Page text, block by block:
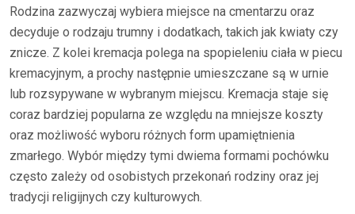
Rodzina zazwyczaj wybiera miejsce na cmentarzu oraz
decyduje o rodzaju trumny i dodatkach, takich jak kwiaty czy
znicze. Z kolei kremacja polega na spopieleniu ciała w piecu
kremacyjnym, a prochy następnie umieszczane są w urnie
lub rozsypywane w wybranym miejscu. Kremacja staje się
coraz bardziej popularna ze względu na mniejsze koszty
oraz możliwość wyboru różnych form upamiętnienia
zmarłego. Wybór między tymi dwiema formami pochówku
często zależy od osobistych przekonań rodziny oraz jej
tradycji religijnych czy kulturowych.